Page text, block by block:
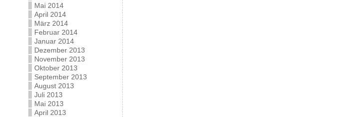
Mai 2014
April 2014
März 2014
Februar 2014
Januar 2014
Dezember 2013
November 2013
Oktober 2013
September 2013
August 2013
Juli 2013
Mai 2013
April 2013